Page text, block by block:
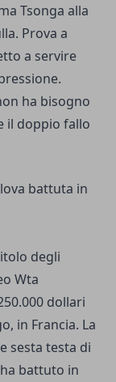
Tsonga alla
Prova a
a servire
ha bisogno
il doppio fallo
battuta in
degli
Wta
dollari
in Francia. La
sesta testa di
battuto in